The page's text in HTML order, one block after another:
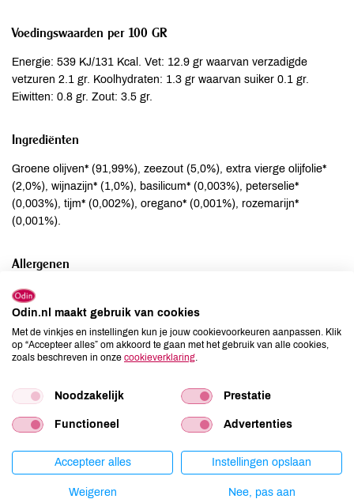
Voedingswaarden per 100 GR
Energie: 539 KJ/131 Kcal. Vet: 12.9 gr waarvan verzadigde
vetzuren 2.1 gr. Koolhydraten: 1.3 gr waarvan suiker 0.1 gr.
Eiwitten: 0.8 gr. Zout: 3.5 gr.
Ingrediënten
Groene olijven* (91,99%), zeezout (5,0%), extra vierge olijfolie*
(2,0%), wijnazijn* (1,0%), basilicum* (0,003%), peterselie*
(0,003%), tijm* (0,002%), oregano* (0,001%), rozemarijn*
(0,001%).
Allergenen
Aardnoten
Ei
niet aanwezig
Gluten
niet aanwezig
Lactose
niet aanwezig
Mosterd
niet aanwezig
Noten
niet aanwezig
niet aanwezig
Odin.nl maakt gebruik van cookies
Met de vinkjes en instellingen kun je jouw cookievoorkeuren aanpassen. Klik
op “Accepteer alles” om akkoord te gaan met het gebruik van alle cookies,
zoals beschreven in onze cookieverklaring
Noodzakelijk Prestatie
Functioneel Advertenties
Accepteer alles Instellingen opslaan
Weigeren Nee, pas aan